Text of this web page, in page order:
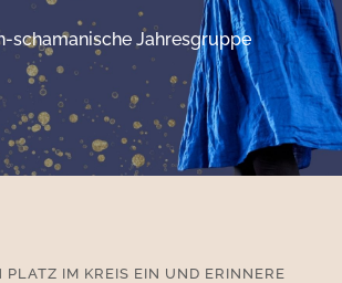
schamanische Jahresgruppe
PLATZ IM KREIS EIN UND ERINNERE